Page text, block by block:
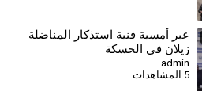
عبر أمسية فنية استذكار المناضلة
زيلان في الحسكة
admin
5 المشاهدات